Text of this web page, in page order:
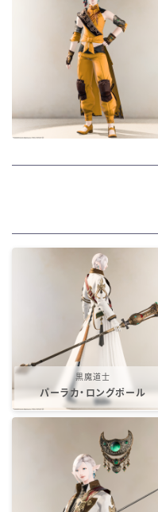
黒魔道士
パーラカ・ロングポール